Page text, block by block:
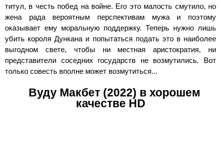
титул, в честь побед на войне. Его это малость смутило, но
жена рада вероятным перспективам мужа и поэтому
оказывает ему моральную поддержку. Теперь нужно лишь
убить короля Дункана и попытаться подать это в наиболее
выгодном свете, чтобы ни местная аристократия, ни
представители соседних государств не возмутились. Вот
только совесть вполне может возмутиться...
Вуду Макбет (2022) в хорошем
качестве HD